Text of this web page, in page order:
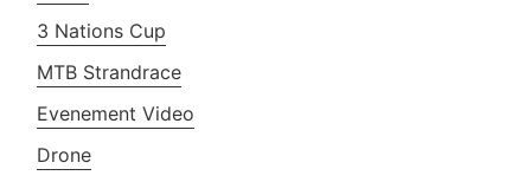
3 Nations Cup
MTB Strandrace
Evenement Video
Drone